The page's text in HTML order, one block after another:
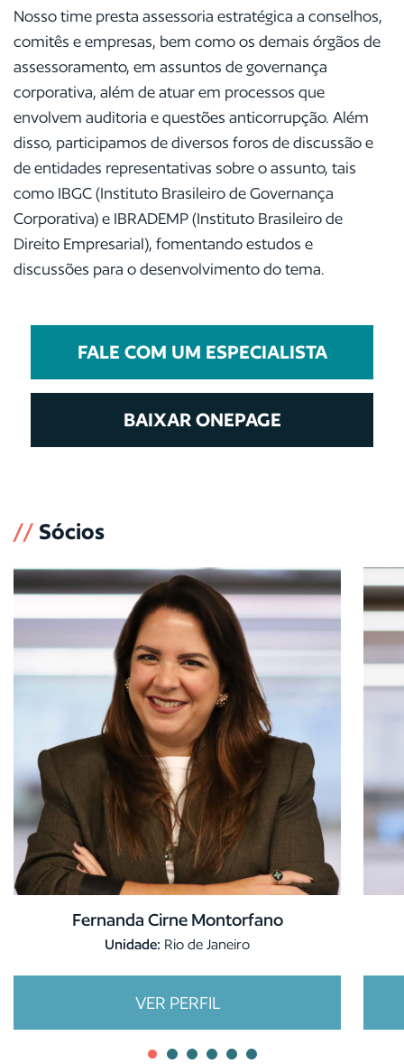
Nosso time presta assessoria estratégica a conselhos,
comitês e empresas, bem como os demais órgãos de
assessoramento, em assuntos de governança
corporativa, além de atuar em processos que
envolvem auditoria e questões anticorrupção. Além
disso, participamos de diversos foros de discussão e
de entidades representativas sobre o assunto, tais
como IBGC (Instituto Brasileiro de Governança
Corporativa) e IBRADEMP (Instituto Brasileiro de
Direito Empresarial), fomentando estudos e
discussões para o desenvolvimento do tema.
FALE COM UM ESPECIALISTA
BAIXAR ONEPAGE
// Sócios
Fernanda Cirne Montorfano
Unidade: Rio de Janeiro
VER PERFIL